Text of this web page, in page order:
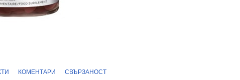
КОМЕНТАРИ СВЪРЗАНОСТ